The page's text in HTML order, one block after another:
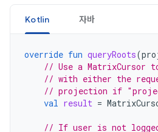
Kotlin 자바
override fun queryRoots(
// Use a MatrixCursor
// with either the
// projection if
val result =
// If user is not